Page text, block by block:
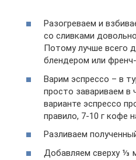
Разогреваем и
со сливками
Потому лучше всего
блендером или
Варим эспрессо – в
просто завариваем в
варианте эспрессо
правило, 7-10 г кофе
Разливаем
Добавляем сверху ⅓